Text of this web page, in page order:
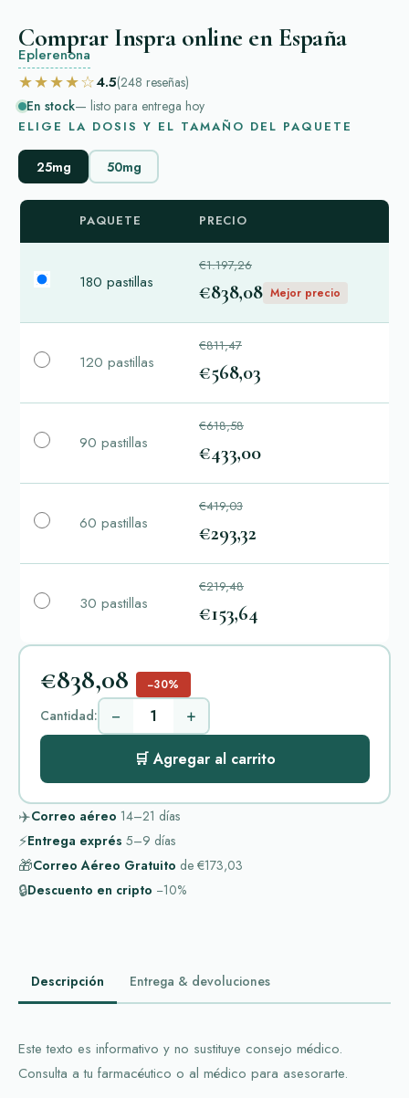
Comprar Inspra online en España
Eplerenona
★★★★☆4.5(248 reseñas)
En stock— listo para entrega hoy
ELIGE LA DOSIS Y EL TAMAÑO DEL PAQUETE
25mg 50mg
PAQUETE PRECIO
180 pastillas
€1.197,26
€838,08 Mejor precio
120 pastillas
€811,47
€568,03
90 pastillas
€618,58
€433,00
60 pastillas
€419,03
€293,32
30 pastillas
€219,48
€153,64
€838,08 −30%
Cantidad: − +
🛒 Agregar al carrito
✈️Correo aéreo 14–21 días
⚡Entrega exprés 5–9 días
🎁Correo Aéreo Gratuito de €173,03
🔒Descuento en cripto −10%
Descripción Entrega & devoluciones
Este texto es informativo y no sustituye consejo médico.
Consulta a tu farmacéutico o al médico para asesorarte.